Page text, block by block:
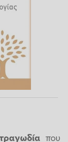
που